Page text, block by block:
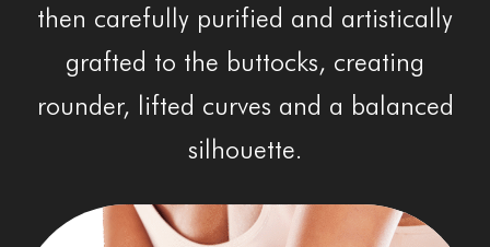
then carefully purified and artistically
grafted to the buttocks, creating
rounder, lifted curves and a balanced
silhouette.